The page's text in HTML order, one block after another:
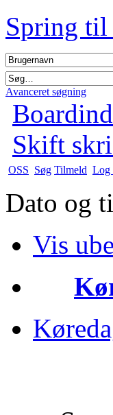
Spring
Avanceret søgning
Skift
OSS Søg Tilmeld Log
Dato og
Vis